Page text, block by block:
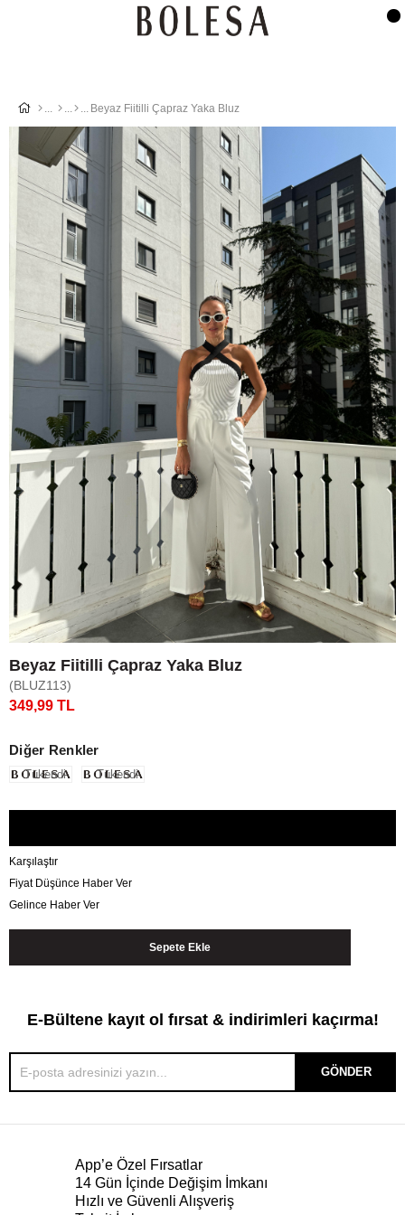
Beyaz Fiitilli Çapraz Yaka Bluz
Beyaz Fiitilli Çapraz Yaka Bluz
(BLUZ113)
349,99 TL
Diğer Renkler
Tükendi Tükendi
Karşılaştır
Fiyat Düşünce Haber Ver
Gelince Haber Ver
E-Bültene kayıt ol fırsat & indirimleri kaçırma!
GÖNDER
App’e Özel Fırsatlar
14 Gün İçinde Değişim İmkanı
Hızlı ve Güvenli Alışveriş